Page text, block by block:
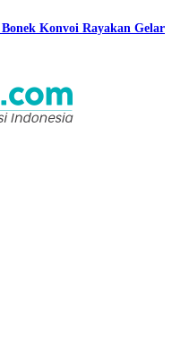
Konvoi Rayakan Gelar